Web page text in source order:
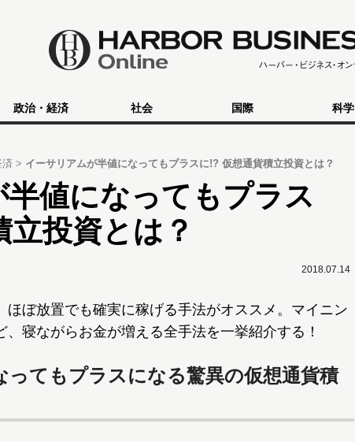
政治・経済 社会 国際 科学
イーサリアムが半値になってもプラスに!? 仮想通貨積立投資とは？
値になってもプラス
投資とは？
2018.07.14
ぼ放置でも確実に稼げる手法がオススメ。マイニン
寝ながらお金が増える全手法を一挙紹介する！
ってもプラスになる驚異の仮想通貨積